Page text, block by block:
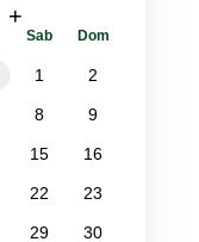
+
Sab Dom
1 2
8 9
15 16
22 23
29 30